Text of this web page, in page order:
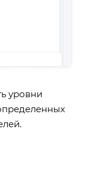
уровни